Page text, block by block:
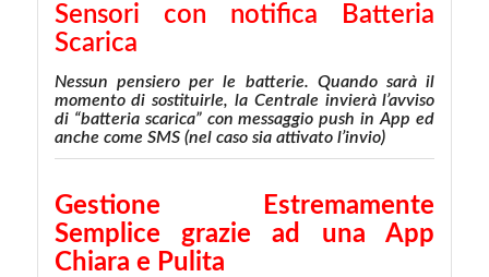
Sensori con notifica Batteria
Scarica
Nessun pensiero per le batterie. Quando sarà il
momento di sostituirle, la Centrale invierà l’avviso
di “batteria scarica” con messaggio push in App ed
anche come SMS (nel caso sia attivato l’invio)
Gestione Estremamente
Semplice grazie ad una App
Chiara e Pulita